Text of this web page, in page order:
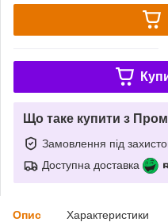
Що таке купити з
Замовлення під
Доступна доставка
Опис Характеристики